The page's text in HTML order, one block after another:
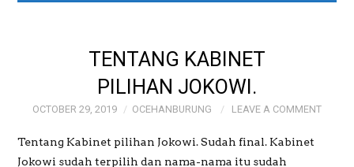
GALERI FOTO BAPAK
MAYJEN (PURN)
SUDRAJAT
TENTANG KABINET
PILIHAN JOKOWI.
OCTOBER 29, 2019 OCEHANBURUNG LEAVE A COMMENT
Tentang Kabinet pilihan Jokowi. Sudah final. Kabinet
Jokowi sudah terpilih dan nama-nama itu sudah